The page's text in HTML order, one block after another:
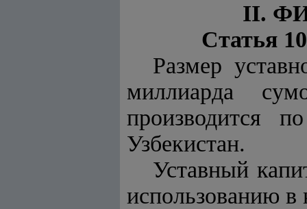
II.
Статья
Размер
миллиарда
производится
Узбекистан.
Уставный
использованию в